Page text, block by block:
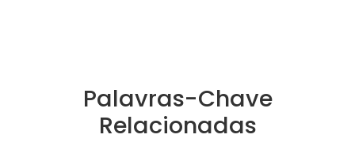
Palavras-Chave
Relacionadas